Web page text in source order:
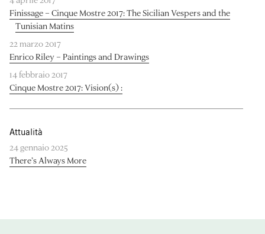
Finissage – Cinque Mostre 2017: The Sicilian Vespers and the
Tunisian Matins
22 marzo 2017
Enrico Riley – Paintings and Drawings
14 febbraio 2017
Cinque Mostre 2017: Vision(s) :
Attualità
24 gennaio 2025
There’s Always More